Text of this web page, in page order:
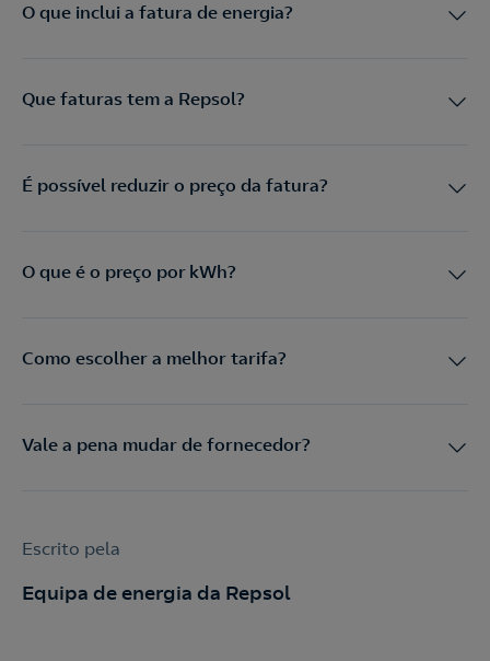
O que inclui a fatura de energia?
Que faturas tem a Repsol?
É possível reduzir o preço da fatura?
O que é o preço por kWh?
Como escolher a melhor tarifa?
Vale a pena mudar de fornecedor?
Escrito pela
Equipa de energia da Repsol